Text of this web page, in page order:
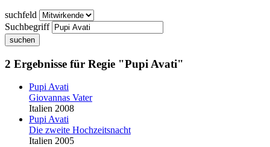
suchfeld
Suchbegriff
suchen
2 Ergebnisse für Regie "Pupi Avati"
Pupi Avati
Giovannas Vater
Italien 2008
Pupi Avati
Die zweite Hochzeitsnacht
Italien 2005